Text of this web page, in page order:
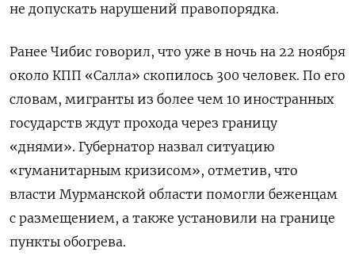
не допускать нарушений правопорядка.
Ранее Чибис говорил, что уже в ночь на 22 ноября
около КПП «Салла» скопилось 300 человек. По его
словам, мигранты из более чем 10 иностранных
государств ждут прохода через границу
«днями». Губернатор назвал ситуацию
«гуманитарным кризисом», отметив, что
власти Мурманской области помогли беженцам
с размещением, а также установили на границе
пункты обогрева.